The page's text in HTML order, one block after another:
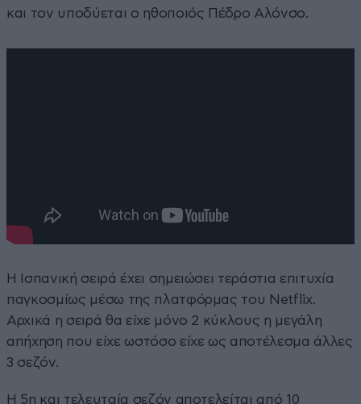
και τον υποδύεται ο ηθοποιός Πέδρο Αλόνσο.
Η Ισπανική σειρά έχει σημειώσει τεράστια επιτυχία
παγκοσμίως μέσω της πλατφόρμας του Netflix.
Αρχικά η σειρά θα είχε μόνο 2 κύκλους η μεγάλη
απήχηση που είχε ωστόσο είχε ως αποτέλεσμα άλλες
3 σεζόν.
Η 5η και τελευταία σεζόν αποτελείται από 10